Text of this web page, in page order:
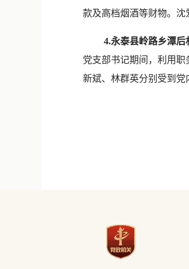
款及高档烟酒等财物。沈
4.永泰县岭路乡潭后
党支部书记期间，利用
新斌、林群英分别受到党